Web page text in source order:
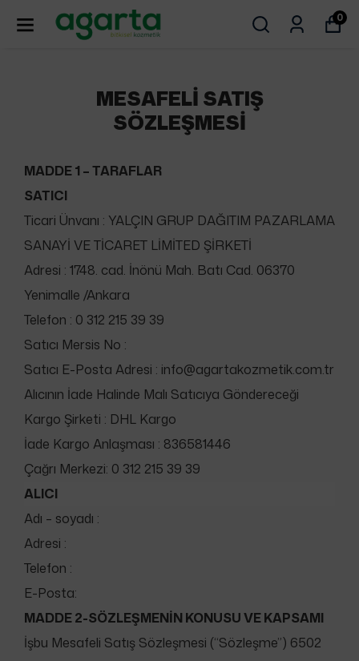
0
MESAFELI SATIŞ
SÖZLEŞMESI
MADDE 1 – TARAFLAR
SATICI
Ticari Ünvanı : YALÇIN GRUP DAĞITIM PAZARLAMA
SANAYİ VE TİCARET LİMİTED ŞİRKETİ
Adresi : 1748. cad. İnönü Mah. Batı Cad. 06370
Yenimalle /Ankara
Telefon : 0 312 215 39 39
Satıcı Mersis No :
Satıcı E-Posta Adresi : info@agartakozmetik.com.tr
Alıcının İade Halinde Malı Satıcıya Göndereceği
Kargo Şirketi : DHL Kargo
İade Kargo Anlaşması : 836581446
Çağrı Merkezi: 0 312 215 39 39
ALICI
Adı – soyadı :
Adresi :
Telefon :
E-Posta:
MADDE 2-SÖZLEŞMENİN KONUSU VE KAPSAMI
İşbu Mesafeli Satış Sözleşmesi (“Sözleşme”) 6502